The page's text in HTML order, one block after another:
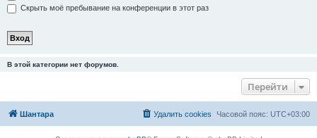
Скрыть моё пребывание на конференции в этот раз
В этой категории нет форумов.
Перейти
Шантара Часовой пояс: UTC+03:00
Удалить cookies